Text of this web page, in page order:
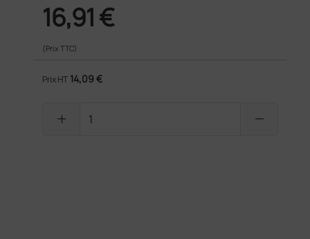
16,91 €
(Prix TTC)
Prix HT 14,09 €
add remove